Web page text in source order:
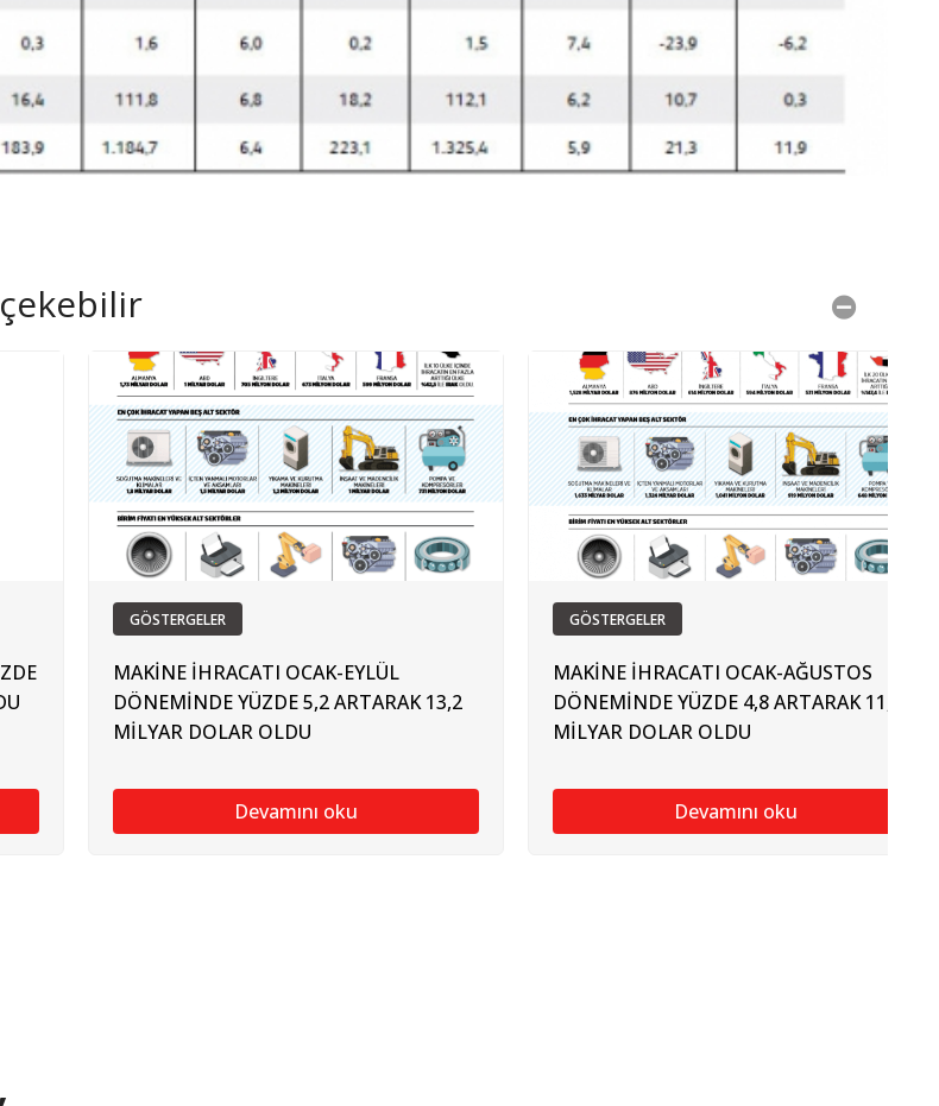
GÖSTERGELER
MAKİNE İHRACATI OCAK-EYLÜL
DÖNEMİNDE YÜZDE 5,2 ARTARAK 13,2
MİLYAR DOLAR OLDU
Devamını oku
GÖSTERGELER
MAKİNE İHRACATI OCAK-AĞUSTOS
DÖNEMİNDE YÜZDE 4,8 ARTARAK 11,6
MİLYAR DOLAR OLDU
Devamını oku